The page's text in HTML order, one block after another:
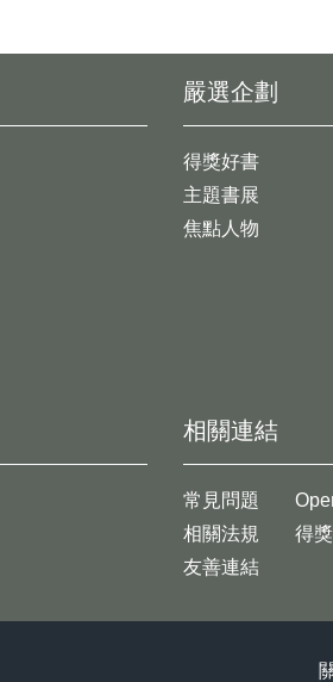
嚴選企劃
得獎好書
主題書展
焦點人物
相關連結
常見問題
相關法規
友善連結
得